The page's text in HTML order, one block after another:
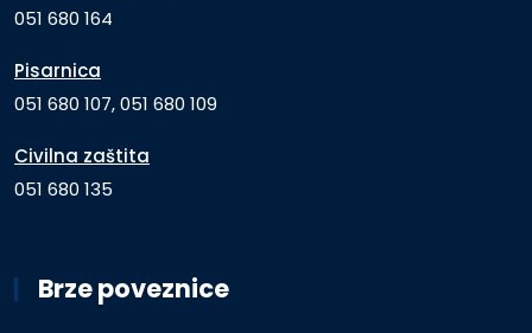
051 680 164
Pisarnica
051 680 107, 051 680 109
Civilna zaštita
051 680 135
Brze poveznice